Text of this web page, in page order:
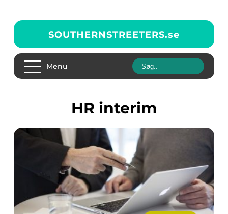
SOUTHERNSTREETERS.se
Menu
HR interim